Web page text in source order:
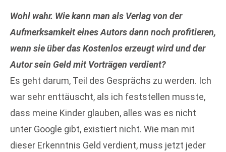
Wohl wahr. Wie kann man als Verlag von der
Aufmerksamkeit eines Autors dann noch profitieren,
wenn sie über das Kostenlos erzeugt wird und der
Autor sein Geld mit Vorträgen verdient?
Es geht darum, Teil des Gesprächs zu werden. Ich
war sehr enttäuscht, als ich feststellen musste,
dass meine Kinder glauben, alles was es nicht
unter Google gibt, existiert nicht. Wie man mit
dieser Erkenntnis Geld verdient, muss jetzt jeder